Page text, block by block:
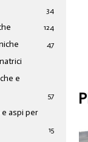
34
124
47
e
57
aspi per
15